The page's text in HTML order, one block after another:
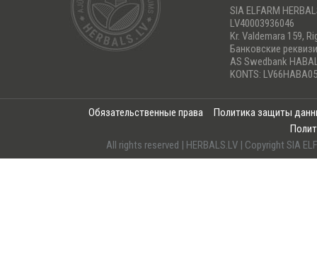
SIA ELFARM
LV40003936046
Kr. Valdemara 159,
Банковские
AS Swedbank
KONTS:
Обязательственные права
Политика защиты
All rights reserved | HERBALS.LV | Copyright SIA